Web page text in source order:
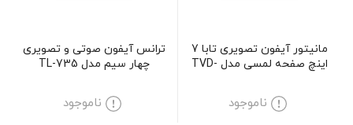
مانیتور آیفون تصویری تابا 7
اینچ صفحه لمسی مدل TVD-
ناموجود
ترانس آیفون صوتی و تصویری
چهار سیم مدل TL-735
ناموجود